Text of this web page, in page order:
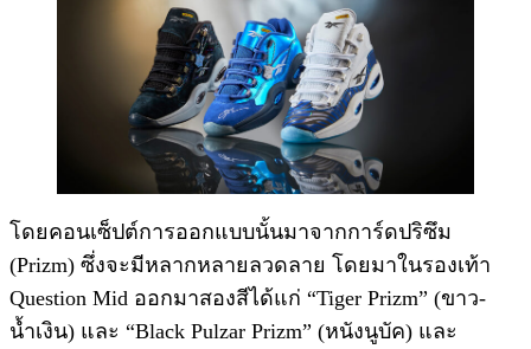
โดยคอนเซ็ปต์การออกแบบนั้นมาจากการ์ดปริซึม
(Prizm) ซึ่งจะมีหลากหลายลวดลาย โดยมาในรองเท้า
Question Mid ออกมาสองสีได้แก่ “Tiger Prizm” (ขาว-
น้ำเงิน) และ “Black Pulzar Prizm” (หนังนูบัค) และ